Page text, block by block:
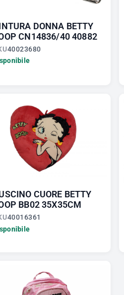
DONNA BETTY
CN14836/40 40882
40023680
CUORE BETTY
BB02 35X35CM
40016361